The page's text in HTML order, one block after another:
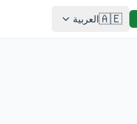
🇦🇪العربية